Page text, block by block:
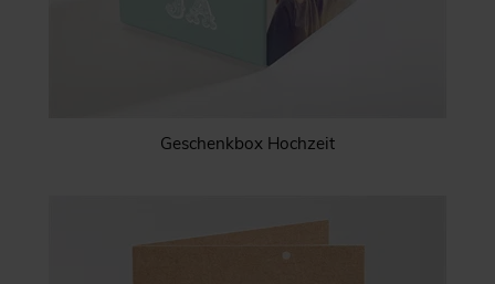
Geschenkbox Hochzeit